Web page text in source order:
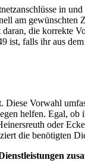
in
am
die korrekte
falls ihr aus
Vorwahl
helfen. Egal,
oder
die benötigten